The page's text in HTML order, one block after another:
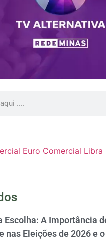
Euro Comercial Libra
Escolha: A Importância
nas Eleições de 2026 e o